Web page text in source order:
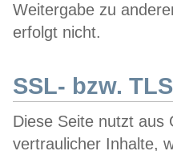
Weitergabe zu
erfolgt nicht.
SSL- bzw.
Diese Seite nutzt aus
vertraulicher Inhalte,